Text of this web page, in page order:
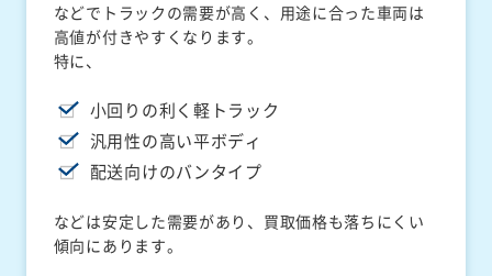
などでトラックの需要が高く、用途に合った車両は
高値が付きやすくなります。
特に、
小回りの利く軽トラック
汎用性の高い平ボディ
配送向けのバンタイプ
などは安定した需要があり、買取価格も落ちにくい
傾向にあります。